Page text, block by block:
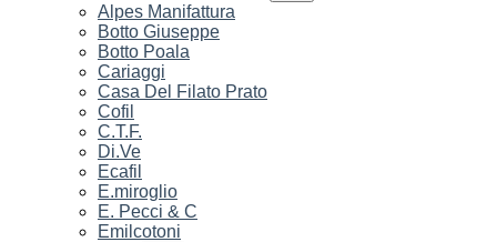
Alpes Manifattura
Botto Giuseppe
Botto Poala
Cariaggi
Casa Del Filato Prato
Cofil
C.T.F.
Di.Ve
Ecafil
E.miroglio
E. Pecci & C
Emilcotoni